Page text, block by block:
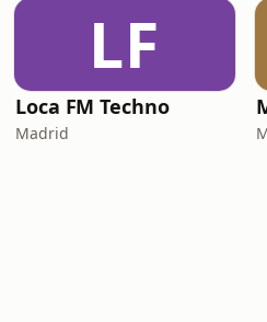
LF
Loca FM Techno
Madrid